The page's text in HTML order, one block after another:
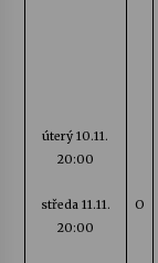
úterý10.11.
20:00
středa 11.11.
20:00
O